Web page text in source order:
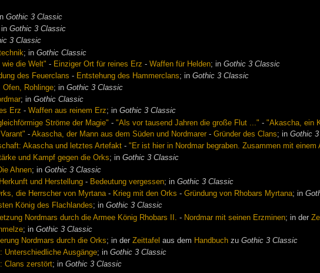
Gothic 3 Classic
inGothic 3 Classic
3 Classic
; inGothic Classic
die Welt" - Einziger Ort für reines Erz -Waffen für Helden; inGothic 3 Classic
des Feuerclans - Entstehung des Hammerclans; inGothic 3 Classic
Ofen, Rohlinge; inGothic 3 Classic
; inGothic Classic
Erz -Waffen aus reinem Erz; inGothic 3 Classic
Ströme der Magie" -"Als vor tausend Jahren die große Flut ..." -"Akascha, ein
-Akascha, der Mann aus dem Süden und Nordmarer -Gründer des Clans; inGothic
Akascha und letztes Artefakt -"Er ist hier in Nordmar begraben. Zusammen mit
und Kampf gegen die Orks; inGothic 3 Classic
Ahnen; inGothic 3 Classic
Herkunft und Herstellung - Bedeutung vergessen; inGothic 3 Classic
die Herrscher von Myrtana- Krieg mit den Orks -Gründung von Rhobars Myrtana; in
König des Flachlandes; inGothic 3 Classic
Nordmars durch die Armee König Rhobars II. - Nordmar mit seinen Erzminen; in der
; inGothic 3 Classic
Nordmars durch die Orks; in derZeittafel aus dem Handbuch zuGothic 3 Classic
Unterschiedliche Ausgänge; inGothic 3 Classic
Clans zerstört; inGothic 3 Classic